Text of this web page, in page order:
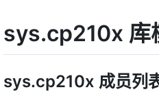
sys.cp210x 库
sys.cp210x 成员列